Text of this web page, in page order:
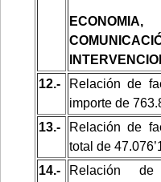
12.-
Relación de
importe de
13.-
Relación de
total de
14.- Relación